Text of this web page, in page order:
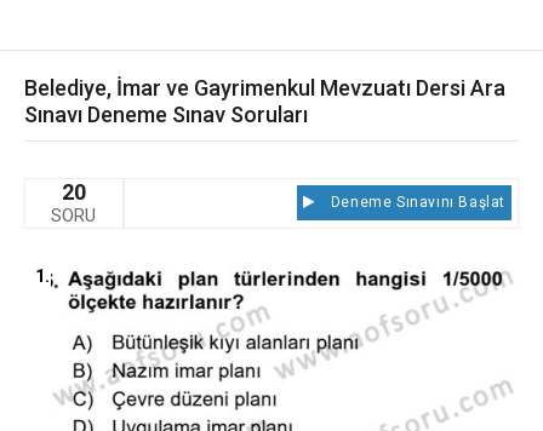
Belediye, İmar ve Gayrimenkul Mevzuatı Dersi Ara
Sınavı Deneme Sınav Soruları
20
SORU
Deneme Sınavını Başlat
1.